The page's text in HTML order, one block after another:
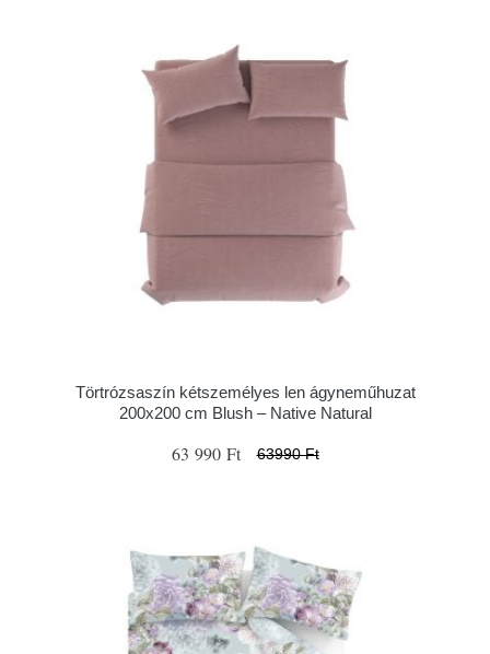
Törtrózsaszín kétszemélyes len ágyneműhuzat
200x200 cm Blush – Native Natural
63 990 Ft 63990 Ft